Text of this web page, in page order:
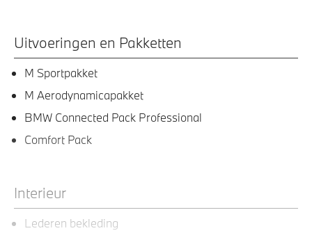
Uitvoeringen en Pakketten
M Sportpakket
M Aerodynamicapakket
BMW Connected Pack Professional
Comfort Pack
Interieur
Lederen bekleding